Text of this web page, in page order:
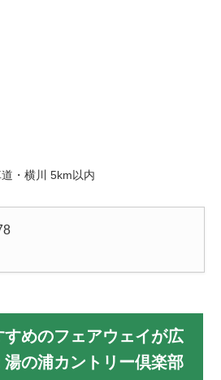
・横川 5km以内
すめのフェアウェイが広
の浦カントリー倶楽部